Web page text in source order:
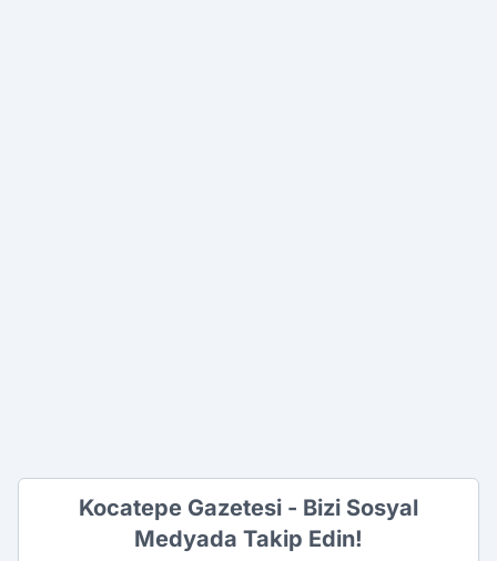
Kocatepe Gazetesi - Bizi Sosyal
Medyada Takip Edin!